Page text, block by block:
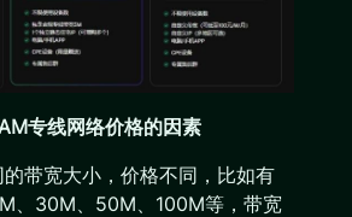
专线网络价格的因素
带宽大小，价格不同，比如有
、30M、50M、100M等，带宽